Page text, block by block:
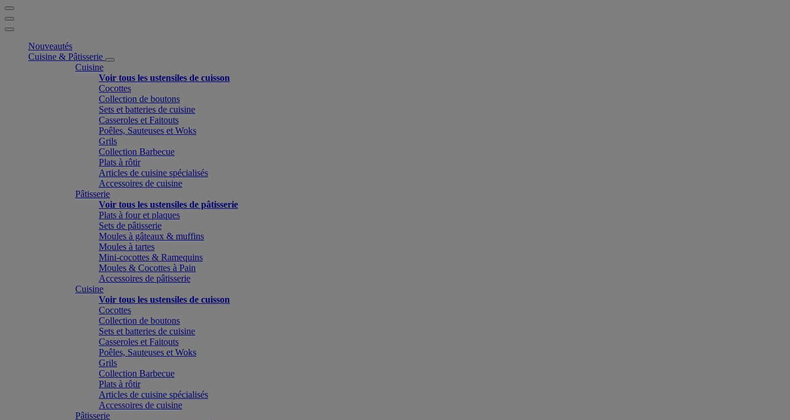
Nouveautés
Cuisine & Pâtisserie
Cuisine
Voir tous les ustensiles de cuisson
Cocottes
Collection de boutons
Sets et batteries de cuisine
Casseroles et Faitouts
Poêles, Sauteuses et Woks
Grils
Collection Barbecue
Plats à rôtir
Articles de cuisine spécialisés
Accessoires de cuisine
Pâtisserie
Voir tous les ustensiles de pâtisserie
Plats à four et plaques
Sets de pâtisserie
Moules à gâteaux & muffins
Moules à tartes
Mini-cocottes & Ramequins
Moules & Cocottes à Pain
Accessoires de pâtisserie
Cuisine
Voir tous les ustensiles de cuisson
Cocottes
Collection de boutons
Sets et batteries de cuisine
Casseroles et Faitouts
Poêles, Sauteuses et Woks
Grils
Collection Barbecue
Plats à rôtir
Articles de cuisine spécialisés
Accessoires de cuisine
Pâtisserie